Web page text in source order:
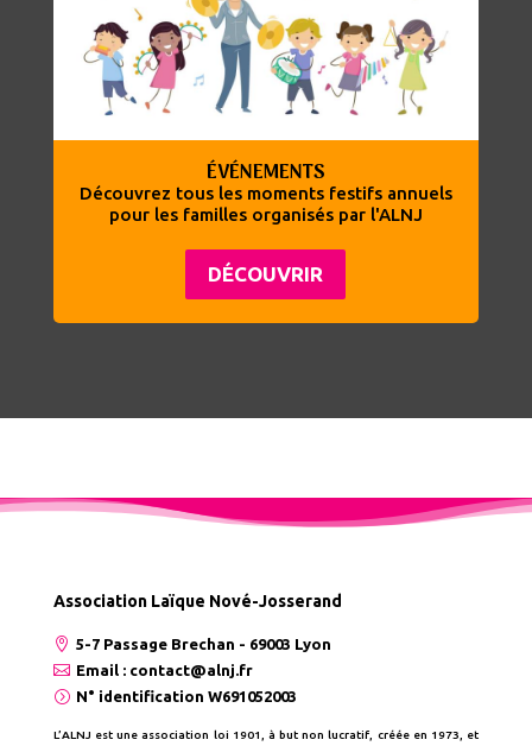
ÉVÉNEMENTS
Découvrez tous les moments festifs annuels
pour les familles organisés par l'ALNJ
DÉCOUVRIR
Association Laïque Nové-Josserand
 5-7 Passage Brechan - 69003 Lyon
 Email : contact@alnj.fr
= N° identification W691052003
L’ALNJ est une association loi 1901, à but non lucratif, créée en 1973, et